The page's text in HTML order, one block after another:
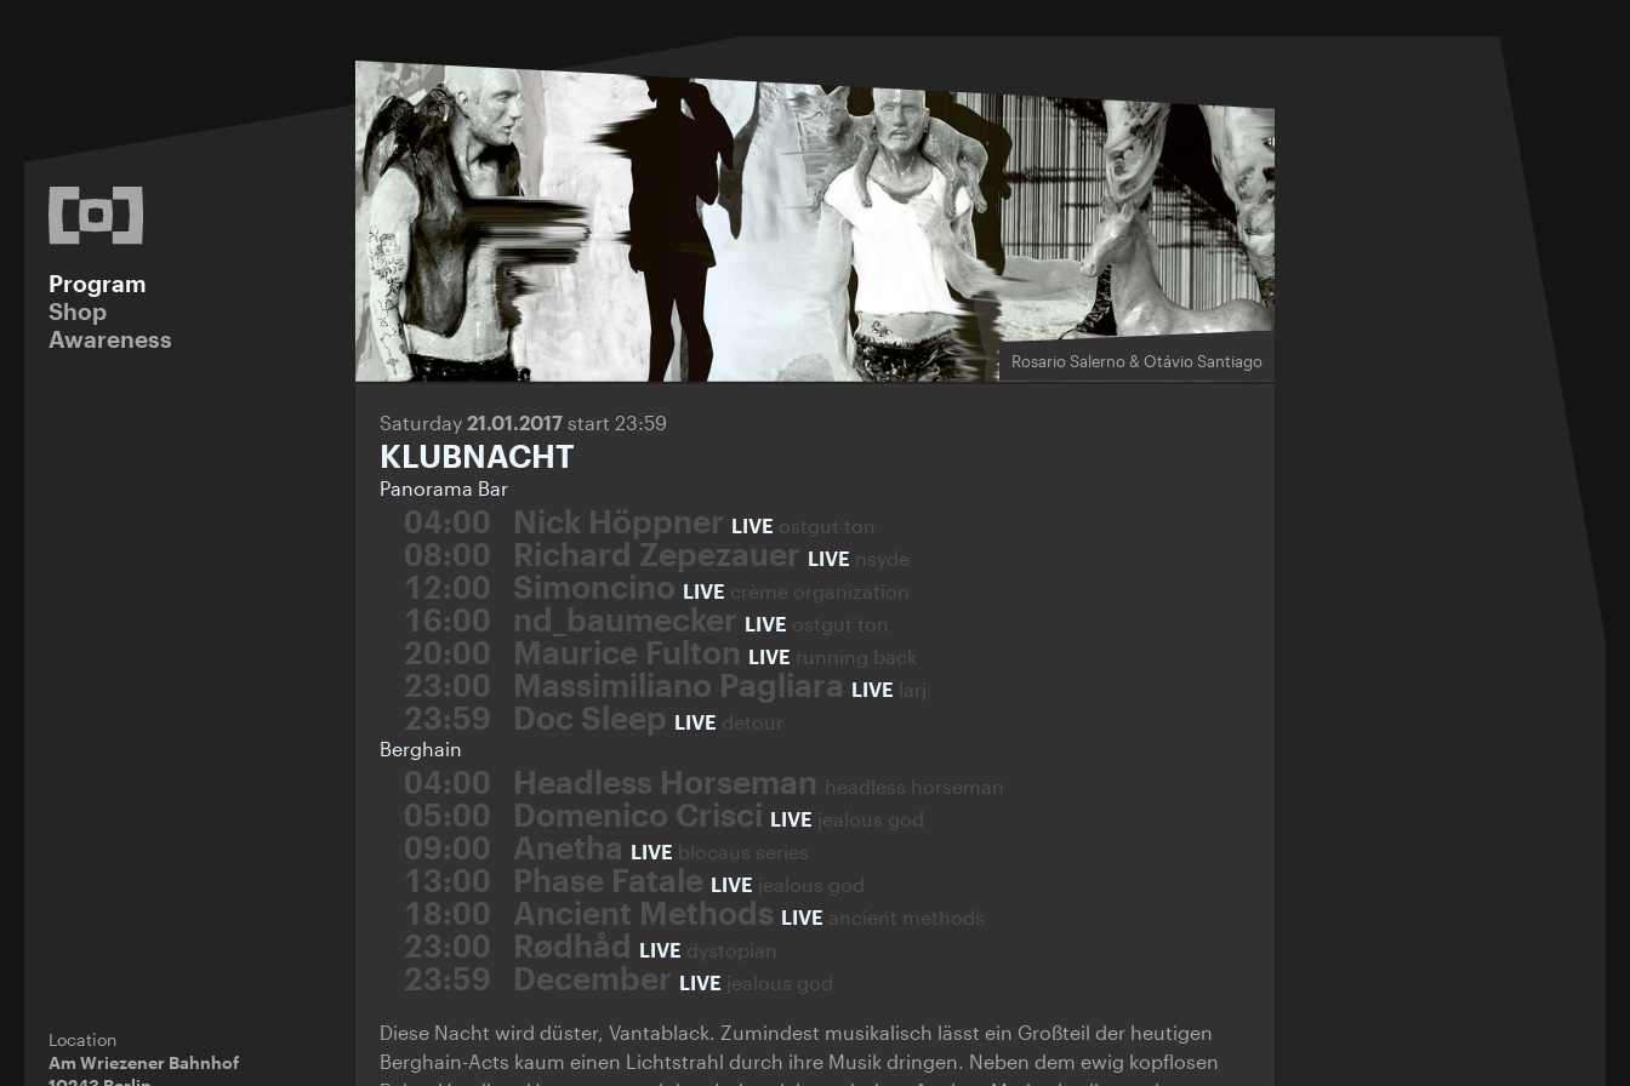
Program
Shop
Awareness
Location
Am Wriezener Bahnhof
Rosario Salerno & Otávio Santiago
Saturday 21.01.2017 start 23:59
KLUBNACHT
Panorama Bar
04:00 Nick Höppner LIVE ostgut ton
08:00 Richard Zepezauer LIVE nsyde
12:00 Simoncino LIVE crème organization
16:00 nd_baumecker LIVE ostgut ton
20:00 Maurice Fulton LIVE running back
23:00 Massimiliano Pagliara LIVE larj
23:59 Doc Sleep LIVE detour
Berghain
04:00 Headless Horseman headless horseman
05:00 Domenico Crisci LIVE jealous god
09:00 Anetha LIVE blocaus series
13:00 Phase Fatale LIVE jealous god
18:00 Ancient Methods LIVE ancient methods
23:00 Rødhåd LIVE dystopian
23:59 December LIVE jealous god
Diese Nacht wird düster, Vantablack. Zumindest musikalisch lässt ein Großteil der heutigen
Berghain-Acts kaum einen Lichtstrahl durch ihre Musik dringen. Neben dem ewig kopflosen